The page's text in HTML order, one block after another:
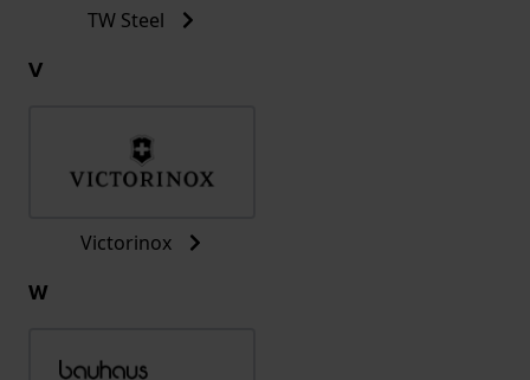
TW Steel
V
Victorinox
W